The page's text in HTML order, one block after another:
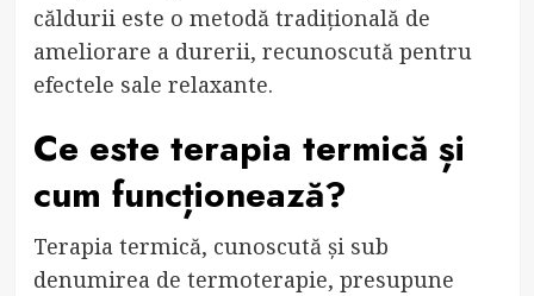
căldurii este o metodă tradițională de
ameliorare a durerii, recunoscută pentru
efectele sale relaxante.
Ce este terapia termică și
cum funcționează?
Terapia termică, cunoscută și sub
denumirea de termoterapie, presupune